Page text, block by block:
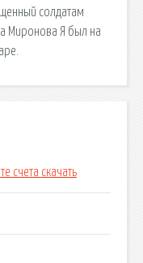
солдатам
Миронова Я был на
счета скачать